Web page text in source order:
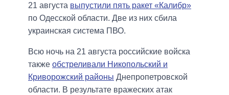
21 августа выпустили пять ракет «Калибр»
по Одесской области. Две из них сбила
украинская система ПВО.
Всю ночь на 21 августа российские войска
также обстреливали Никопольский и
Криворожский районы Днепропетровской
области. В результате вражеских атак